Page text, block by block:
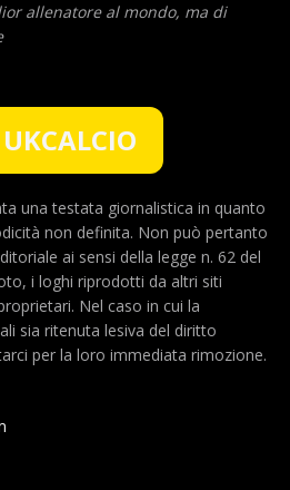
allenatore al mondo, ma di
una testata giornalistica in quanto
non definita. Non può pertanto
ai sensi della legge n. 62 del
i loghi riprodotti da altri siti
Nel caso in cui la
sia ritenuta lesiva del diritto
per la loro immediata rimozione.